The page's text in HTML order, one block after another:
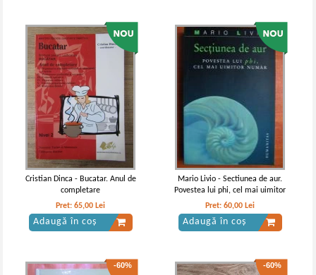
Cristian Dinca - Bucatar. Anul de
completare
Pret:65,00 Lei
Adaugă în coș
Mario Livio - Sectiunea de aur.
Povestea lui phi, cel mai uimitor
numar
Pret:60,00 Lei
Adaugă în coș
-60% -60%